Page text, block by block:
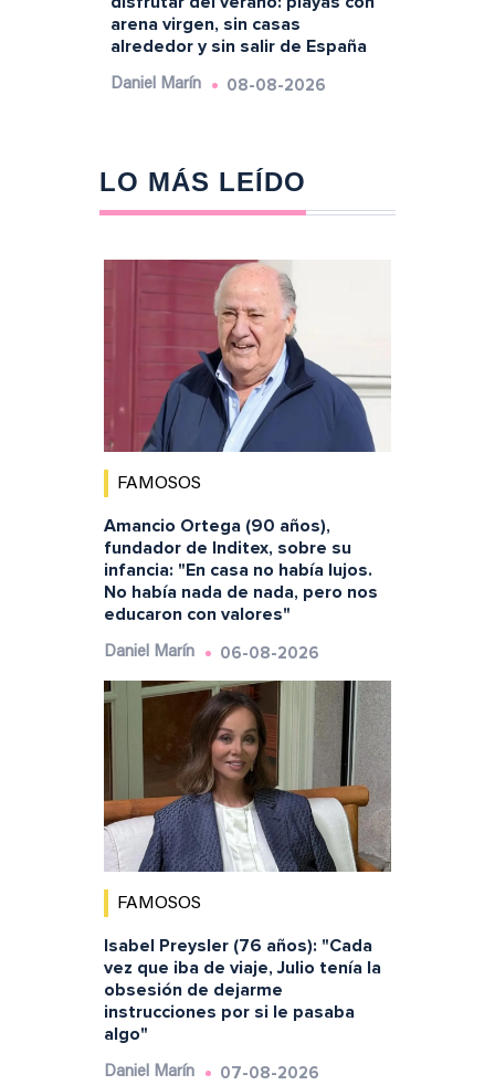
arena virgen, sin casas
alrededor y sin salir de España
Daniel Marín 08-08-2026
LO MÁS LEÍDO
FAMOSOS
Amancio Ortega (90 años),
fundador de Inditex, sobre su
infancia: "En casa no había lujos.
No había nada de nada, pero nos
educaron con valores"
Daniel Marín 06-08-2026
FAMOSOS
Isabel Preysler (76 años): "Cada
vez que iba de viaje, Julio tenía la
obsesión de dejarme
instrucciones por si le pasaba
algo"
Daniel Marín 07-08-2026